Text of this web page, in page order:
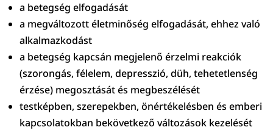
a betegség elfogadását
a megváltozott életminőség elfogadását, ehhez való
alkalmazkodást
a betegség kapcsán megjelenő érzelmi reakciók
(szorongás, félelem, depresszió, düh, tehetetlenség
érzése) megosztását és megbeszélését
testképben, szerepekben, önértékelésben és emberi
kapcsolatokban bekövetkező változások kezelését